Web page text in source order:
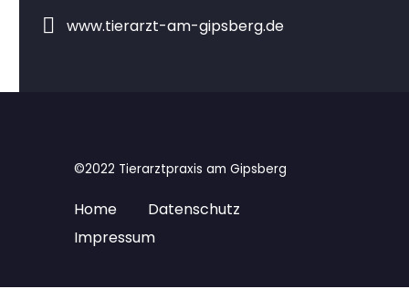

 www.tierarzt-am-gipsberg.de
©2022 Tierarztpraxis am Gipsberg
Home
Datenschutz
Impressum